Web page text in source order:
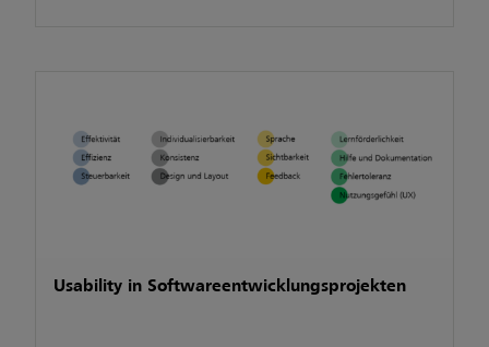
Usability in Softwareentwicklungsprojekten